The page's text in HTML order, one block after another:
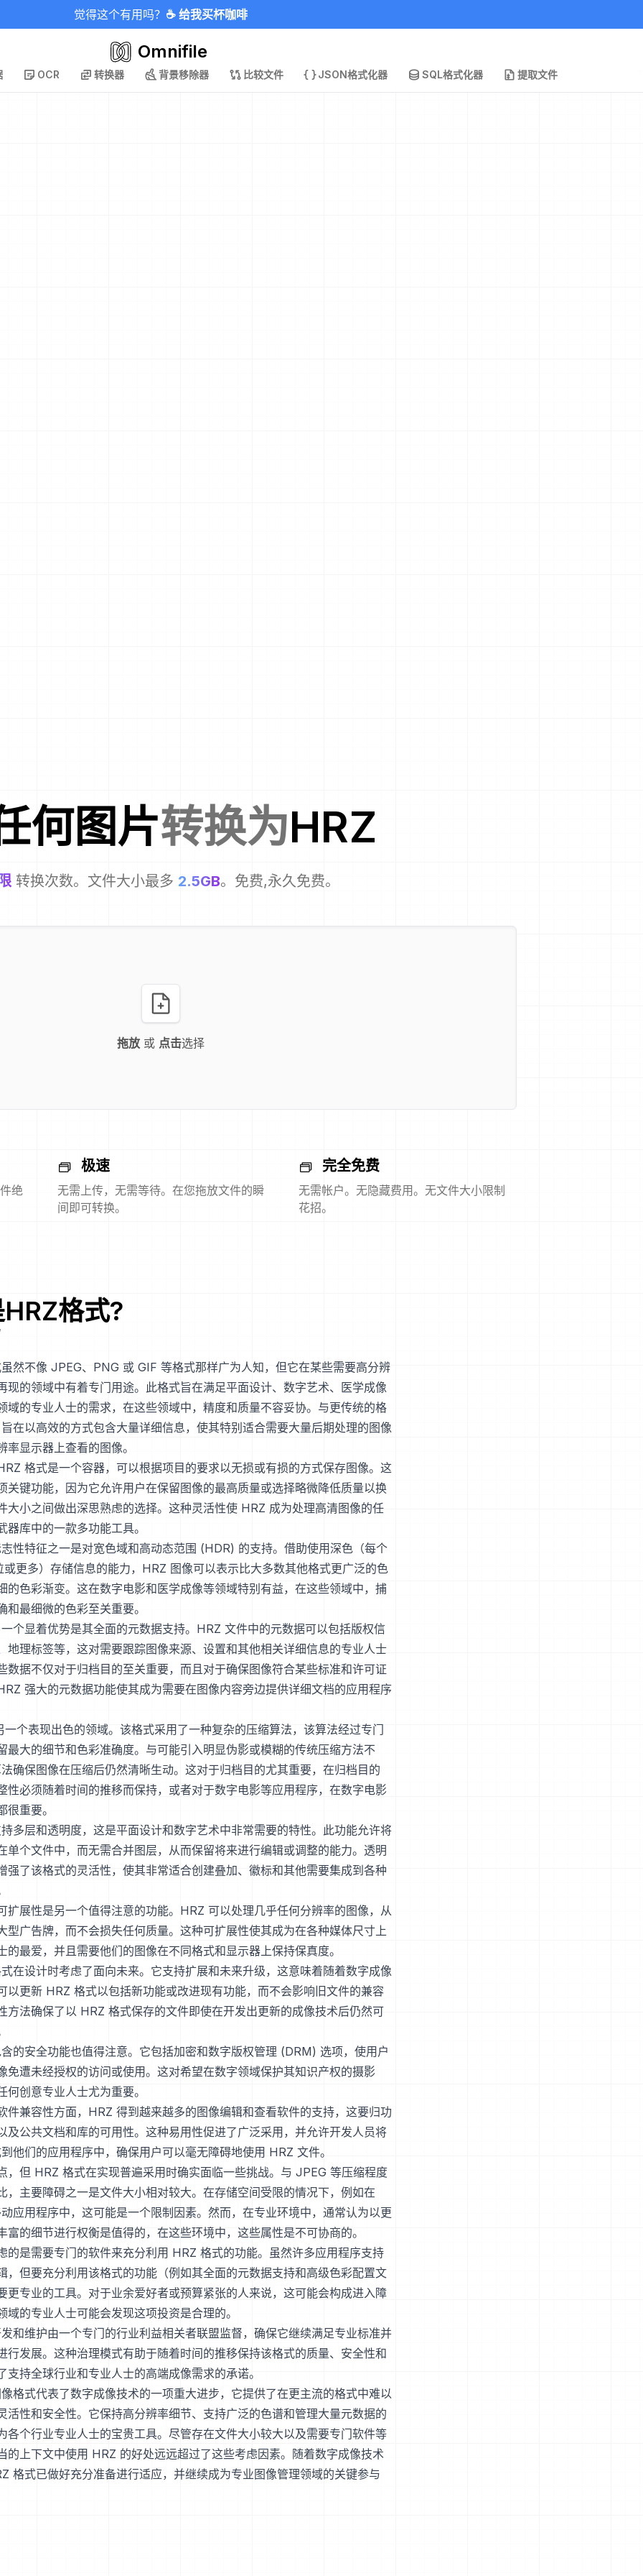
觉得这个有用吗？ ☕ 给我买杯咖啡
Omnifile
OCR 转换器 背景移除器 比较文件 JSON格式化器 SQL格式化器 提取文件
何图片转换为HRZ
转换次数。文件大小最多 2.5GB。免费,永久免费。
拖放 或 点击选择
绝
极速
无需上传，无需等待。在您拖放文件的瞬
间即可转换。
完全免费
无需帐户。无隐藏费用。无文件大小限制
花招。
HRZ格式?
然不像 JPEG、PNG 或 GIF 等格式那样广为人知，但它在某些需要高分辨
现的领域中有着专门用途。此格式旨在满足平面设计、数字艺术、医学成像
域的专业人士的需求，在这些领域中，精度和质量不容妥协。与更传统的格
在以高效的方式包含大量详细信息，使其特别适合需要大量后期处理的图像
率显示器上查看的图像。
格式是一个容器，可以根据项目的要求以无损或有损的方式保存图像。这
关键功能，因为它允许用户在保留图像的最高质量或选择略微降低质量以换
大小之间做出深思熟虑的选择。这种灵活性使 HRZ 成为处理高清图像的任
器库中的一款多功能工具。
性特征之一是对宽色域和高动态范围 (HDR) 的支持。借助使用深色（每个
或更多）存储信息的能力，HRZ 图像可以表示比大多数其他格式更广泛的色
的色彩渐变。这在数字电影和医学成像等领域特别有益，在这些领域中，捕
和最细微的色彩至关重要。
个显着优势是其全面的元数据支持。HRZ 文件中的元数据可以包括版权信
地理标签等，这对需要跟踪图像来源、设置和其他相关详细信息的专业人士
数据不仅对于归档目的至关重要，而且对于确保图像符合某些标准和许可证
强大的元数据功能使其成为需要在图像内容旁边提供详细文档的应用程序
个表现出色的领域。该格式采用了一种复杂的压缩算法，该算法经过专门
最大的细节和色彩准确度。与可能引入明显伪影或模糊的传统压缩方法不
确保图像在压缩后仍然清晰生动。这对于归档目的尤其重要，在归档目的
性必须随着时间的推移而保持，或者对于数字电影等应用程序，在数字电影
很重要。
多层和透明度，这是平面设计和数字艺术中非常需要的特性。此功能允许将
单个文件中，而无需合并图层，从而保留将来进行编辑或调整的能力。透明
强了该格式的灵活性，使其非常适合创建叠加、徽标和其他需要集成到各种
扩展性是另一个值得注意的功能。HRZ 可以处理几乎任何分辨率的图像，从
型广告牌，而不会损失任何质量。这种可扩展性使其成为在各种媒体尺寸上
的最爱，并且需要他们的图像在不同格式和显示器上保持保真度。
在设计时考虑了面向未来。它支持扩展和未来升级，这意味着随着数字成像
以更新 HRZ 格式以包括新功能或改进现有功能，而不会影响旧文件的兼容
方法确保了以 HRZ 格式保存的文件即使在开发出更新的成像技术后仍然可
的安全功能也值得注意。它包括加密和数字版权管理 (DRM) 选项，使用户
免遭未经授权的访问或使用。这对希望在数字领域保护其知识产权的摄影
何创意专业人士尤为重要。
件兼容性方面，HRZ 得到越来越多的图像编辑和查看软件的支持，这要归功
及公共文档和库的可用性。这种易用性促进了广泛采用，并允许开发人员将
他们的应用程序中，确保用户可以毫无障碍地使用 HRZ 文件。
，但 HRZ 格式在实现普遍采用时确实面临一些挑战。与 JPEG 等压缩程度
，主要障碍之一是文件大小相对较大。在存储空间受限的情况下，例如在
应用程序中，这可能是一个限制因素。然而，在专业环境中，通常认为以更
富的细节进行权衡是值得的，在这些环境中，这些属性是不可协商的。
的是需要专门的软件来充分利用 HRZ 格式的功能。虽然许多应用程序支持
，但要充分利用该格式的功能（例如其全面的元数据支持和高级色彩配置文
更专业的工具。对于业余爱好者或预算紧张的人来说，这可能会构成进入障
域的专业人士可能会发现这项投资是合理的。
和维护由一个专门的行业利益相关者联盟监督，确保它继续满足专业标准并
行发展。这种治理模式有助于随着时间的推移保持该格式的质量、安全性和
支持全球行业和专业人士的高端成像需求的承诺。
格式代表了数字成像技术的一项重大进步，它提供了在更主流的格式中难以
活性和安全性。它保持高分辨率细节、支持广泛的色谱和管理大量元数据的
各个行业专业人士的宝贵工具。尽管存在文件大小较大以及需要专门软件等
的上下文中使用 HRZ 的好处远远超过了这些考虑因素。随着数字成像技术
格式已做好充分准备进行适应，并继续成为专业图像管理领域的关键参与